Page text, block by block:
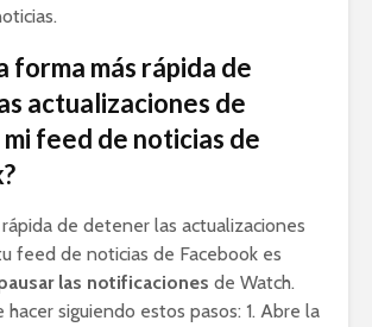
forma más rápida de
actualizaciones de
feed de noticias de
de detener las actualizaciones
feed de noticias de Facebook es
las notificaciones de Watch.
hacer siguiendo estos pasos:​ 1. Abre la